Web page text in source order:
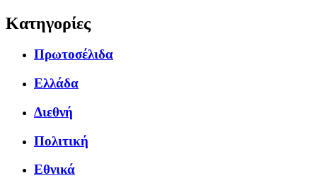
Κατηγορίες
Πρωτοσέλιδα
Ελλάδα
Διεθνή
Πολιτική
Εθνικά